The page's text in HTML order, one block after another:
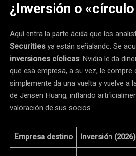
¿Inversión o
Aquí entra la parte ácida que los
Securitiesya están señalando. Se
inversiones cíclicas: Nvidia le da
que esa empresa, a su vez, le compre
simplemente da una vuelta y vuelve a
de Jensen Huang, inflando
valoración de sus socios.
Empresa destino Inversión (2026)